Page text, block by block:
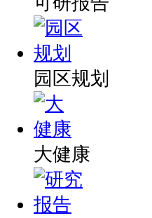
园区规划
大健康